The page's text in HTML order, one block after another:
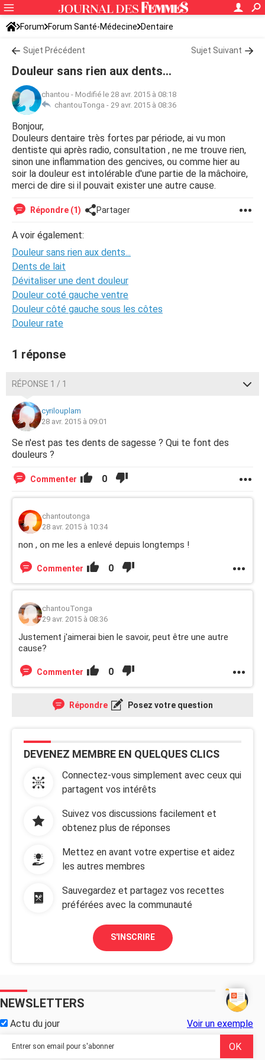
Forum Forum Santé-Médecine Dentaire
Sujet Précédent Sujet Suivant
Douleur sans rien aux dents...
chantou - Modifié le 28 avr. 2015 à 08:18
chantouTonga - 29 avr. 2015 à 08:36
Bonjour,
Douleurs dentaire très fortes par période, ai vu mon
dentiste qui après radio, consultation , ne me trouve rien,
sinon une inflammation des gencives, ou comme hier au
soir la douleur est intolérable d'une partie de la mâchoire,
merci de dire si il pouvait exister une autre cause.
Répondre (1) Partager
A voir également:
Douleur sans rien aux dents...
Dents de lait
Dévitaliser une dent douleur
Douleur coté gauche ventre
Douleur côté gauche sous les côtes
Douleur rate
1 réponse
RÉPONSE 1 / 1
cyrilouplam
28 avr. 2015 à 09:01
Se n'est pas tes dents de sagesse ? Qui te font des
douleurs ?
Commenter 0
chantoutonga
28 avr. 2015 à 10:34
non , on me les a enlevé depuis longtemps !
Commenter 0
chantouTonga
29 avr. 2015 à 08:36
Justement j'aimerai bien le savoir, peut être une autre
cause?
Commenter 0
Répondre Posez votre question
DEVENEZ MEMBRE EN QUELQUES CLICS
Connectez-vous simplement avec ceux qui
partagent vos intérêts
Suivez vos discussions facilement et
obtenez plus de réponses
Mettez en avant votre expertise et aidez
les autres membres
Sauvegardez et partagez vos recettes
préférées avec la communauté
S'INSCRIRE
NEWSLETTERS
Actu du jour Voir un exemple